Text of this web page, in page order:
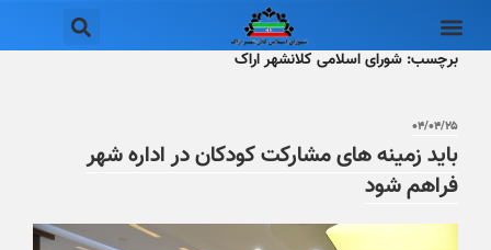
برچسب: شورای اسلامی کلانشهر اراک
۰۴/۰۴/۲۵
باید زمینه های مشارکت کودکان در اداره شهر
فراهم شود